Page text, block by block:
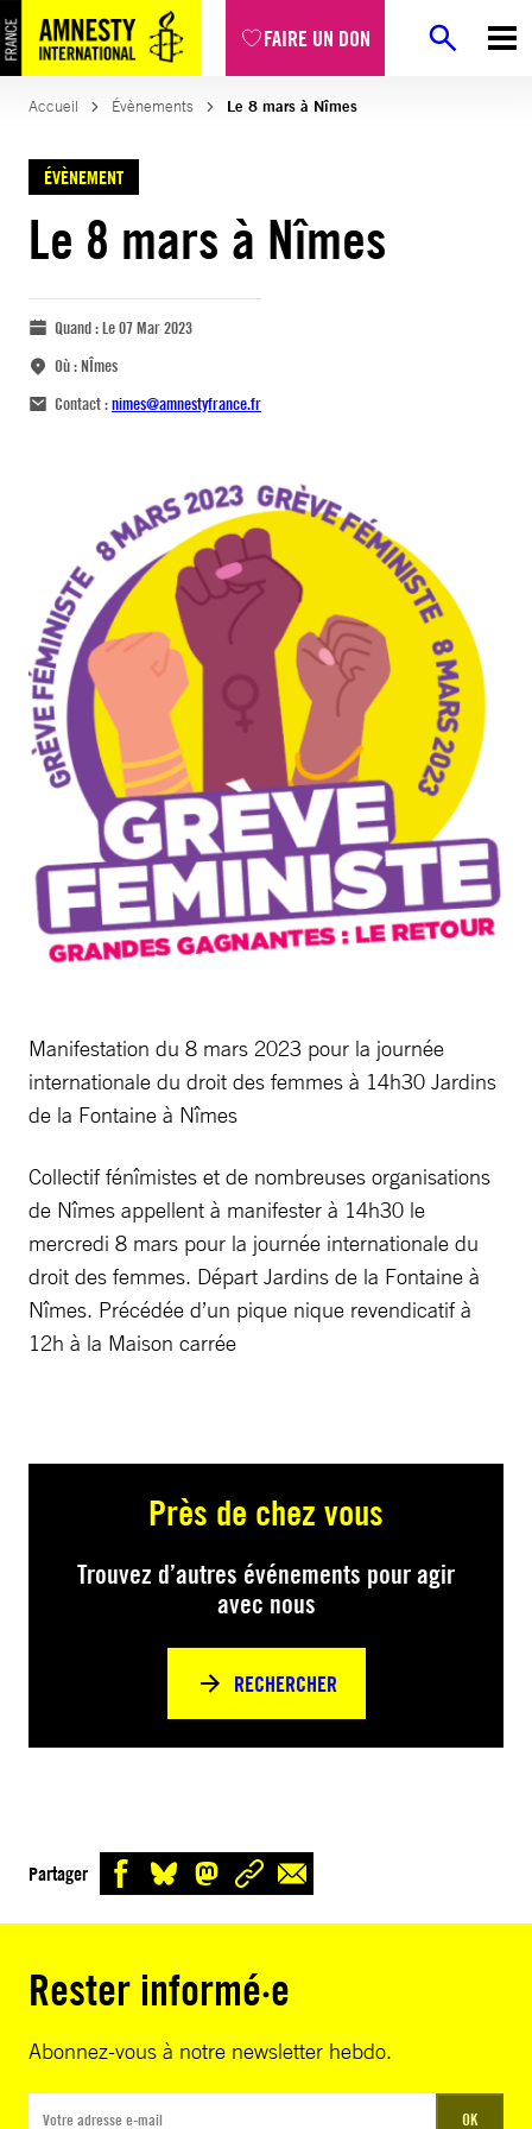
FAIRE UN DON
Accueil Évènements Le 8 mars à Nîmes
ÉVÈNEMENT
Le 8 mars à Nîmes
Quand :Le 07 Mar 2023
Où :NÎmes
Contact :nimes@amnestyfrance.fr
Manifestation du 8 mars 2023 pour la journée
internationale du droit des femmes à 14h30 Jardins
de la Fontaine à Nîmes
Collectif fénîmistes et de nombreuses organisations
de Nîmes appellent à manifester à 14h30 le
mercredi 8 mars pour la journée internationale du
droit des femmes. Départ Jardins de la Fontaine à
Nîmes. Précédée d’un pique nique revendicatif à
12h à la Maison carrée
Près de chez vous
Trouvez d’autres événements pour agir
avec nous
RECHERCHER
Partager
Rester informé·e
Abonnez-vous à notre newsletter hebdo.
OK